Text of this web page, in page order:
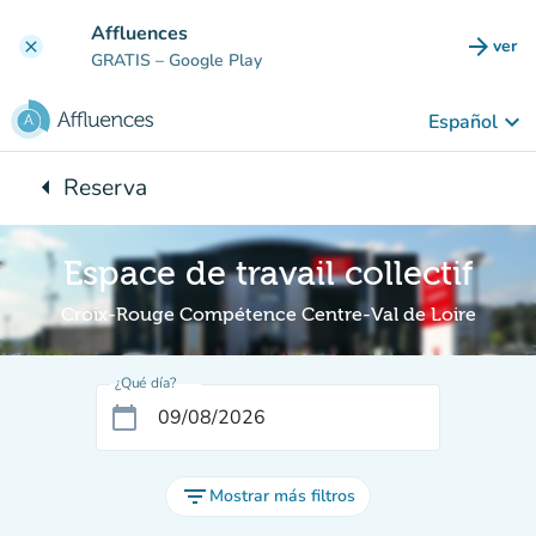
clear Affluences
GRATIS – Google Play arrow_forward ver
Español keyboard_arrow_down
arrow_leftVuelta:
Reserva
Espace de travail collectif
Croix-Rouge Compétence Centre-Val de Loire
¿Qué día?
calendar_today
filter_list Mostrar más filtros